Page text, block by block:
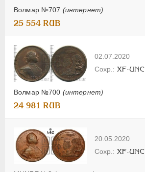
Волмар №707 (интернет)
25 554 RUB
02.07.2020
Волмар №700 (интернет)
XF-UNC
24 981 RUB
20.05.2020
XF-UNC